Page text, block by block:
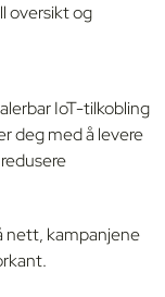
oversikt og
IoT-tilkobling
deg med å levere
nett, kampanjene